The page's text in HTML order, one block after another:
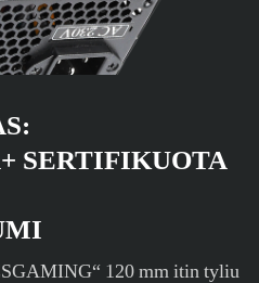
SERTIFIKUOTA
120 mm itin tyliu